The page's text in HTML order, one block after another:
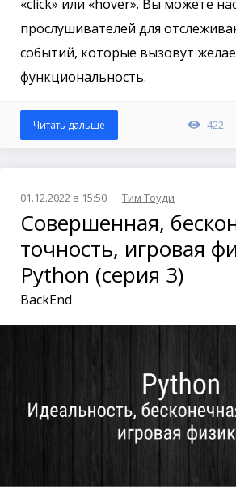
«click» или «hover». Вы можете
прослушивателей для
событий, которые вызовут
функциональность.
422
Читать дальше
01.12.2022 в 15:50 Тим Тоуди
Совершенная,
точность, игровая
Python (серия 3)
BackEnd